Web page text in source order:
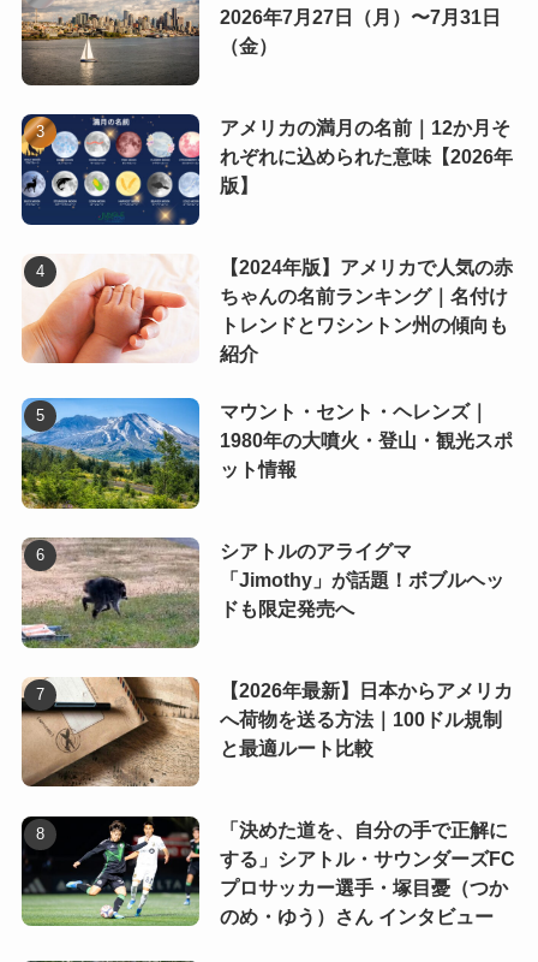
2026年7月27日（月）〜7月31日
（金）
アメリカの満月の名前｜12か月そ
れぞれに込められた意味【2026年
版】
【2024年版】アメリカで人気の赤
ちゃんの名前ランキング｜名付け
トレンドとワシントン州の傾向も
紹介
マウント・セント・ヘレンズ｜
1980年の大噴火・登山・観光スポ
ット情報
シアトルのアライグマ
「Jimothy」が話題！ボブルヘッ
ドも限定発売へ
【2026年最新】日本からアメリカ
へ荷物を送る方法｜100ドル規制
と最適ルート比較
「決めた道を、自分の手で正解に
する」シアトル・サウンダーズFC
プロサッカー選手・塚目憂（つか
のめ・ゆう）さん インタビュー